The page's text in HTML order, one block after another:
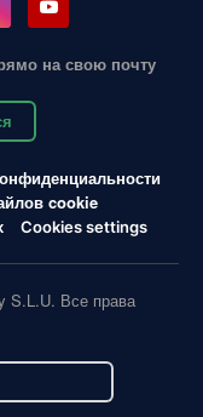
на свою почту
cookie
Cookies settings
S.L.U. Все права